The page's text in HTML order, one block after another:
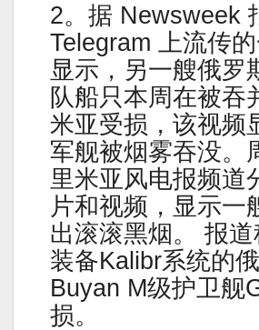
2。据 Newsweek
Telegram 上流传
显示，另一艘俄罗
队船只本周在被吞
米亚受损，该视频
军舰被烟雾吞没。
里米亚风电报频道
片和视频，显示一
出滚滚黑烟。 报
装备Kalibr系统的
Buyan M级护卫舰
损。